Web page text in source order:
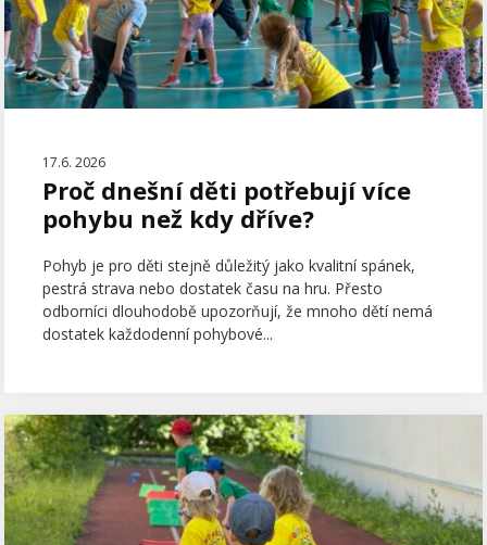
17.6. 2026
Proč dnešní děti potřebují více
pohybu než kdy dříve?
Pohyb je pro děti stejně důležitý jako kvalitní spánek,
pestrá strava nebo dostatek času na hru. Přesto
odborníci dlouhodobě upozorňují, že mnoho dětí nemá
dostatek každodenní pohybové...